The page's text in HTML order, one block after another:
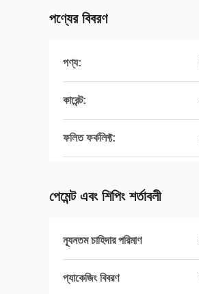
পণ্যের বিবরণ
পণ্য:
কারেন্ট:
ফলিত ফর্কলিফ্ট:
পেমেন্ট এবং শিপিং শর্তাবলী
ন্যূনতম চাহিদার পরিমাণ
প্যাকেজিং বিবরণ